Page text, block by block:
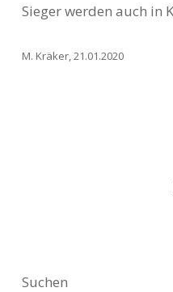
Sieger werden auch in
M. Kräker, 21.01.2020
Suchen